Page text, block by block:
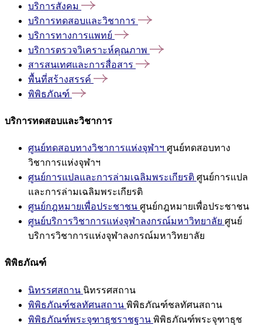
บริการสังคม
บริการทดสอบและวิชาการ
บริการทางการแพทย์
บริการตรวจวิเคราะห์คุณภาพ
สารสนเทศและการสื่อสาร
พื้นที่สร้างสรรค์
พิพิธภัณฑ์
บริการทดสอบและวิชาการ
ศูนย์ทดสอบทางวิชาการแห่งจุฬาฯ ศูนย์ทดสอบทาง
วิชาการแห่งจุฬาฯ
ศูนย์การแปลและการล่ามเฉลิมพระเกียรติ ศูนย์การแปล
และการล่ามเฉลิมพระเกียรติ
ศูนย์กฎหมายเพื่อประชาชน ศูนย์กฎหมายเพื่อประชาชน
ศูนย์บริการวิชาการแห่งจุฬาลงกรณ์มหาวิทยาลัย ศูนย์
บริการวิชาการแห่งจุฬาลงกรณ์มหาวิทยาลัย
พิพิธภัณฑ์
นิทรรศสถาน นิทรรศสถาน
พิพิธภัณฑ์ชลทัศนสถาน พิพิธภัณฑ์ชลทัศนสถาน
พิพิธภัณฑ์พระจุฑาธุชราชฐาน พิพิธภัณฑ์พระจุฑาธุช